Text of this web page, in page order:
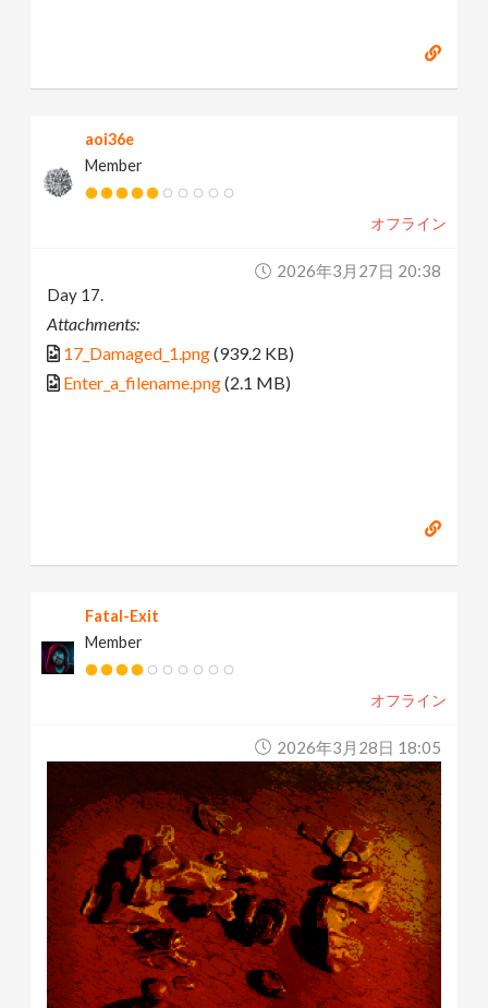
aoi36e
Member
オフライン
2026年3月27日 20:38
Day 17.
Attachments:
17_Damaged_1.png(939.2 KB)
Enter_a_filename.png(2.1 MB)
Fatal-Exit
Member
オフライン
2026年3月28日 18:05